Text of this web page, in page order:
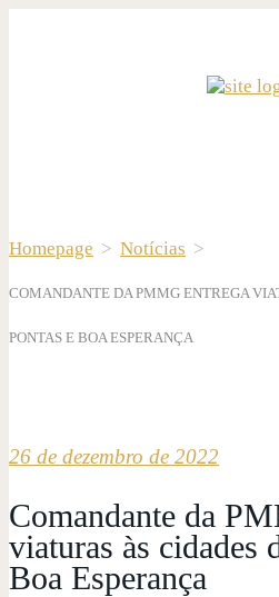
Homepage > Notícias >
COMANDANTE DA PMMG ENTREGA
PONTAS E BOA ESPERANÇA
26 de dezembro de 2022
Comandante da
viaturas às cidades
Boa Esperança